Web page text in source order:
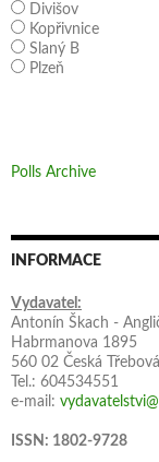
Divišov
Kopřivnice
Slaný B
Plzeň
Polls Archive
INFORMACE
Vydavatel:
Antonín Škach -
Habrmanova 1895
560 02 Česká Třebová
Tel.: 604534551
e-mail:
ISSN: 1802-9728